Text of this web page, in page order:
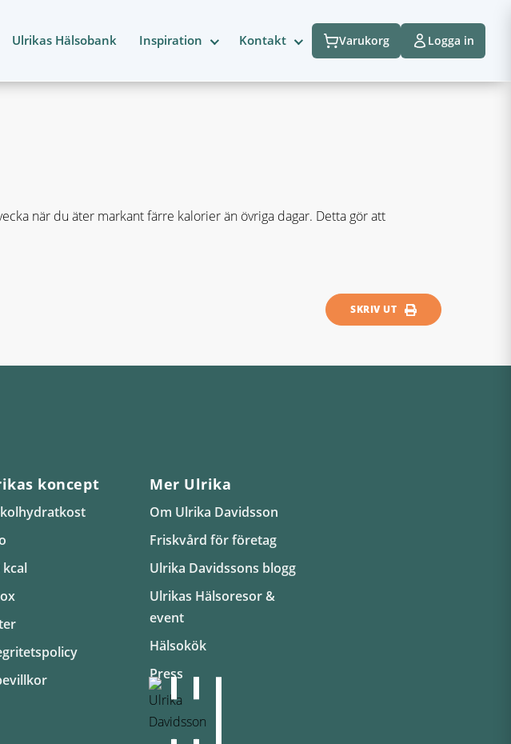
Ulrikas Hälsobank Inspiration Kontakt Varukorg Logga in
när du äter markant färre kalorier än övriga dagar. Detta gör att
SKRIV UT
koncept
kcal
Mer Ulrika
Om Ulrika Davidsson
Friskvård för företag
Ulrika Davidssons blogg
Ulrikas Hälsoresor &
event
Hälsokök
Press